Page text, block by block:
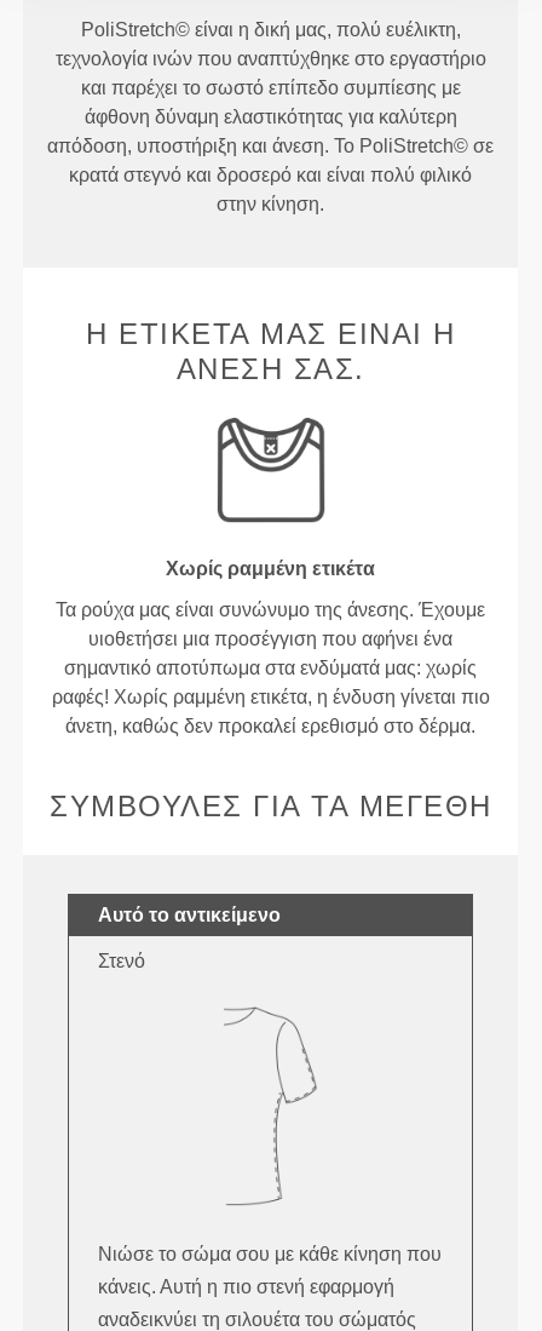
PoliStretch© είναι η δική μας, πολύ ευέλικτη,
τεχνολογία ινών που αναπτύχθηκε στο εργαστήριο
και παρέχει το σωστό επίπεδο συμπίεσης με
άφθονη δύναμη ελαστικότητας για καλύτερη
απόδοση, υποστήριξη και άνεση. Το PoliStretch© σε
κρατά στεγνό και δροσερό και είναι πολύ φιλικό
στην κίνηση.
Η ΕΤΙΚΈΤΑ ΜΑΣ ΕΊΝΑΙ Η
ΆΝΕΣΉ ΣΑΣ.
Χωρίς ραμμένη ετικέτα
Τα ρούχα μας είναι συνώνυμο της άνεσης. Έχουμε
υιοθετήσει μια προσέγγιση που αφήνει ένα
σημαντικό αποτύπωμα στα ενδύματά μας: χωρίς
ραφές! Χωρίς ραμμένη ετικέτα, η ένδυση γίνεται πιο
άνετη, καθώς δεν προκαλεί ερεθισμό στο δέρμα.
ΣΥΜΒΟΥΛΈΣ ΓΙΑ ΤΑ ΜΕΓΈΘΗ
Αυτό το αντικείμενο
Στενό
Νιώσε το σώμα σου με κάθε κίνηση που
κάνεις. Αυτή η πιο στενή εφαρμογή
αναδεικνύει τη σιλουέτα του σώματός